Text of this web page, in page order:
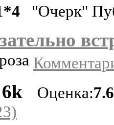
"Очерк"
6k Оценка: